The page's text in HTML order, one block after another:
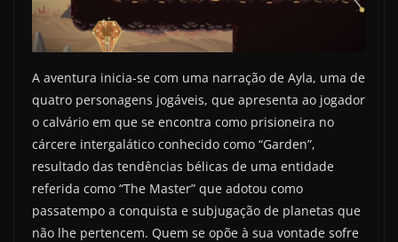
A aventura inicia-se com uma narração de Ayla, uma de
quatro personagens jogáveis, que apresenta ao jogador
o calvário em que se encontra como prisioneira no
cárcere intergalático conhecido como “Garden”,
resultado das tendências bélicas de uma entidade
referida como “The Master” que adotou como
passatempo a conquista e subjugação de planetas que
não lhe pertencem. Quem se opõe à sua vontade sofre